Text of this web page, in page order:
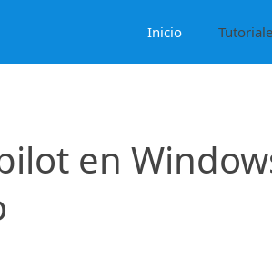
Inicio
en